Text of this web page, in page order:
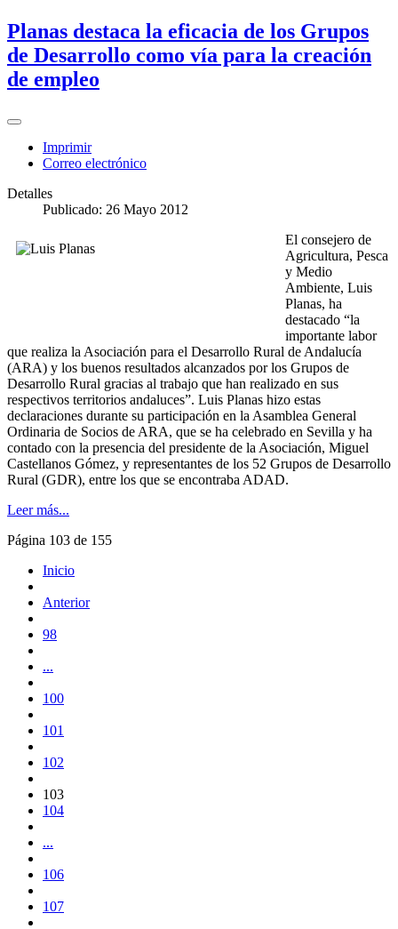
Planas destaca la eficacia de los Grupos
de Desarrollo como vía para la creación
de empleo
Imprimir
Correo electrónico
Detalles
Publicado: 26 Mayo 2012
El consejero de
Agricultura, Pesca
y Medio
Ambiente, Luis
Planas, ha
destacado “la
importante labor
que realiza la Asociación para el Desarrollo Rural de Andalucía
(ARA) y los buenos resultados alcanzados por los Grupos de
Desarrollo Rural gracias al trabajo que han realizado en sus
respectivos territorios andaluces”. Luis Planas hizo estas
declaraciones durante su participación en la Asamblea General
Ordinaria de Socios de ARA, que se ha celebrado en Sevilla y ha
contado con la presencia del presidente de la Asociación, Miguel
Castellanos Gómez, y representantes de los 52 Grupos de Desarrollo
Rural (GDR), entre los que se encontraba ADAD.
Leer más...
Página 103 de 155
Inicio
Anterior
98
...
100
101
102
103
104
...
106
107